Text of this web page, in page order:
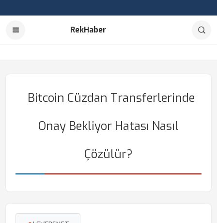
RekHaber
Bitcoin Cüzdan Transferlerinde
Onay Bekliyor Hatası Nasıl
Çözülür?